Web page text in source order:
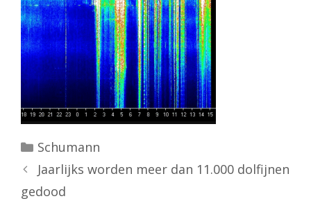
Categorieën
Schumann
Jaarlijks worden meer dan 11.000 dolfijnen
gedood